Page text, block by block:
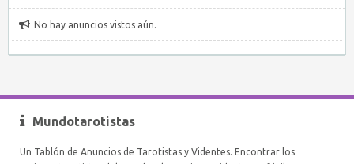
No hay anuncios vistos aún.
Mundotarotistas
Un Tablón de Anuncios de Tarotistas y Videntes. Encontrar los